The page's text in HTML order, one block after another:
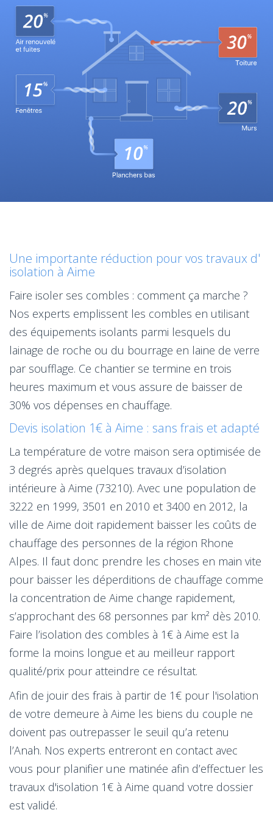
Une importante réduction pour vos travaux d'
isolation à Aime
Faire isoler ses combles : comment ça marche ?
Nos experts emplissent les combles en utilisant
des équipements isolants parmi lesquels du
lainage de roche ou du bourrage en laine de verre
par soufflage. Ce chantier se termine en trois
heures maximum et vous assure de baisser de
30% vos dépenses en chauffage.
Devis isolation 1€ à Aime : sans frais et adapté
La température de votre maison sera optimisée de
3 degrés après quelques travaux d’isolation
intérieure à Aime (73210). Avec une population de
3222 en 1999, 3501 en 2010 et 3400 en 2012, la
ville de Aime doit rapidement baisser les coûts de
chauffage des personnes de la région Rhone
Alpes. Il faut donc prendre les choses en main vite
pour baisser les déperditions de chauffage comme
la concentration de Aime change rapidement,
s’approchant des 68 personnes par km² dès 2010.
Faire l’isolation des combles à 1€ à Aime est la
forme la moins longue et au meilleur rapport
qualité/prix pour atteindre ce résultat.
Afin de jouir des frais à partir de 1€ pour l'isolation
de votre demeure à Aime les biens du couple ne
doivent pas outrepasser le seuil qu’a retenu
l’Anah. Nos experts entreront en contact avec
vous pour planifier une matinée afin d’effectuer les
travaux d'isolation 1€ à Aime quand votre dossier
est validé.